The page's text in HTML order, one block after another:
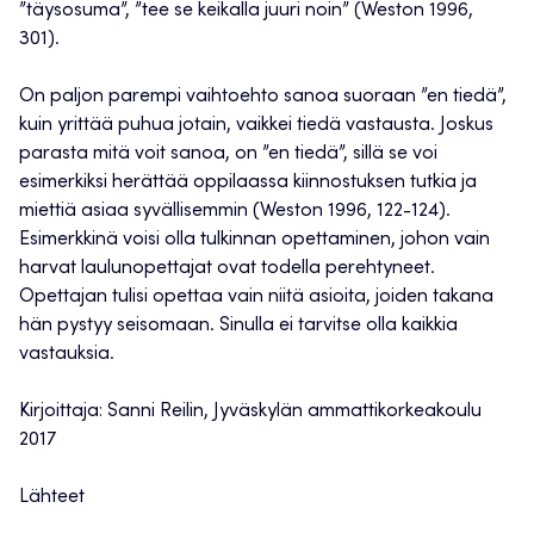
”täysosuma”, ”tee se keikalla juuri noin” (Weston 1996,
301).
On paljon parempi vaihtoehto sanoa suoraan ”en tiedä”,
kuin yrittää puhua jotain, vaikkei tiedä vastausta. Joskus
parasta mitä voit sanoa, on ”en tiedä”, sillä se voi
esimerkiksi herättää oppilaassa kiinnostuksen tutkia ja
miettiä asiaa syvällisemmin (Weston 1996, 122-124).
Esimerkkinä voisi olla tulkinnan opettaminen, johon vain
harvat laulunopettajat ovat todella perehtyneet.
Opettajan tulisi opettaa vain niitä asioita, joiden takana
hän pystyy seisomaan. Sinulla ei tarvitse olla kaikkia
vastauksia.
Kirjoittaja: Sanni Reilin, Jyväskylän ammattikorkeakoulu
2017
Lähteet